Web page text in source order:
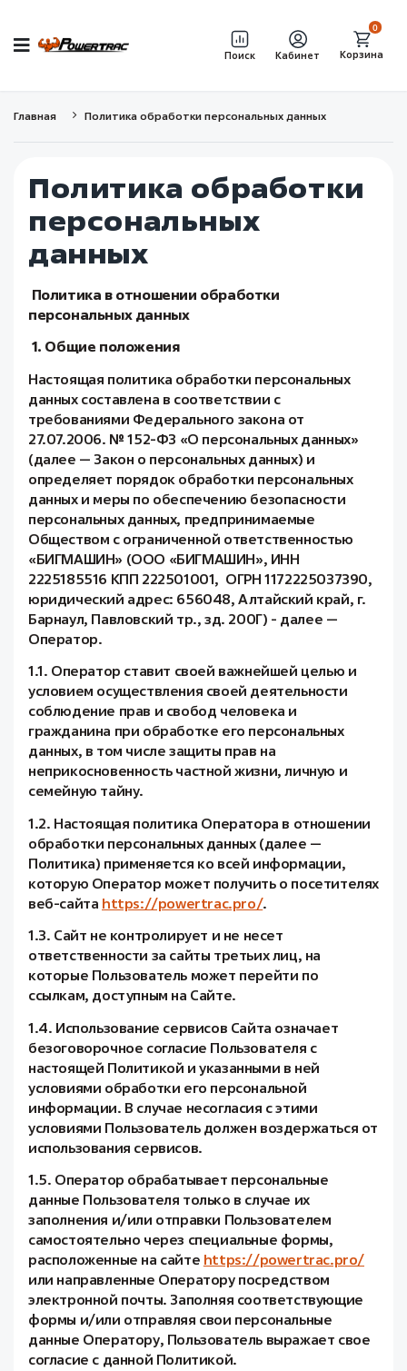
Поиск Кабинет Корзина
0
Главная Политика обработки персональных данных
Политика обработки
персональных
данных
Политика в отношении обработки
персональных данных
1. Общие положения
Настоящая политика обработки персональных
данных составлена в соответствии с
требованиями Федерального закона от
27.07.2006. № 152-ФЗ «О персональных данных»
(далее — Закон о персональных данных) и
определяет порядок обработки персональных
данных и меры по обеспечению безопасности
персональных данных, предпринимаемые
Обществом с ограниченной ответственностью
«БИГМАШИН» (ООО «БИГМАШИН», ИНН
2225185516 КПП 222501001, ОГРН 1172225037390,
юридический адрес: 656048, Алтайский край, г.
Барнаул, Павловский тр., зд. 200Г) - далее —
Оператор.
1.1. Оператор ставит своей важнейшей целью и
условием осуществления своей деятельности
соблюдение прав и свобод человека и
гражданина при обработке его персональных
данных, в том числе защиты прав на
неприкосновенность частной жизни, личную и
семейную тайну.
1.2. Настоящая политика Оператора в отношении
обработки персональных данных (далее —
Политика) применяется ко всей информации,
которую Оператор может получить о посетителях
веб-сайта https://powertrac.pro/.
1.3. Сайт не контролирует и не несет
ответственности за сайты третьих лиц, на
которые Пользователь может перейти по
ссылкам, доступным на Сайте.
1.4. Использование сервисов Сайта означает
безоговорочное согласие Пользователя с
настоящей Политикой и указанными в ней
условиями обработки его персональной
информации. В случае несогласия с этими
условиями Пользователь должен воздержаться от
использования сервисов.
1.5. Оператор обрабатывает персональные
данные Пользователя только в случае их
заполнения и/или отправки Пользователем
самостоятельно через специальные формы,
расположенные на сайте https://powertrac.pro/
или направленные Оператору посредством
электронной почты. Заполняя соответствующие
формы и/или отправляя свои персональные
данные Оператору, Пользователь выражает свое
согласие с данной Политикой.